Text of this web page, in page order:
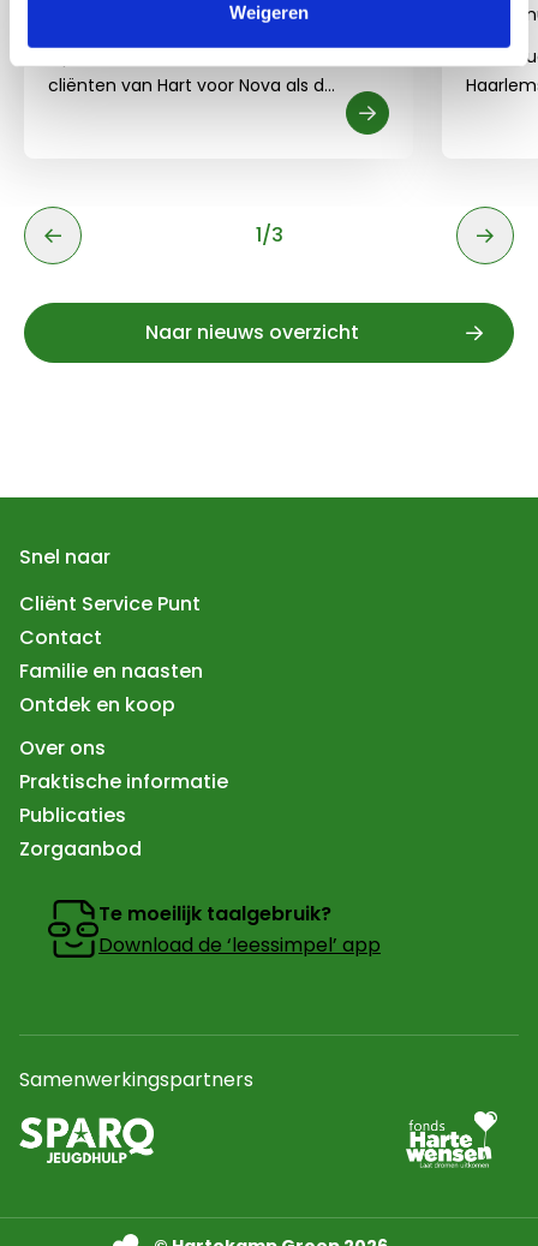
Weigeren
cliënten van Hart voor Nova als de
08
In de
1 van 3
1/3
Naar nieuws overzicht
Snel naar
Cliënt Service Punt
Contact
Familie en naasten
Ontdek en koop
Over ons
Praktische informatie
Publicaties
Zorgaanbod
Te moeilijk taalgebruik?
Download de ‘leessimpel’ app
Samenwerkingspartners
Naar de website van sparq Jeugdhulp In een nieuw
Ga naar